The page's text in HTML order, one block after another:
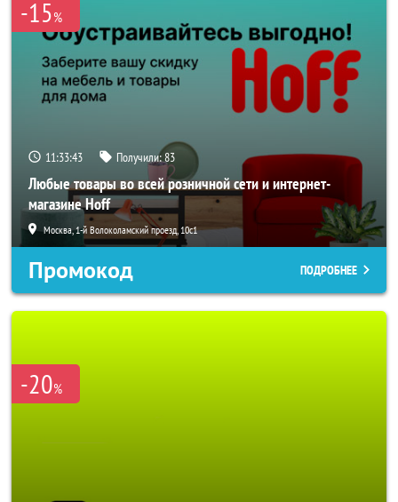
-15%
11:33:41 Получили:83
Любые товары во всей розничной сети и интернет-
магазине Hoff
Москва, 1-й Волоколамский проезд, 10с1
Промокод ПОДРОБНЕЕ
-20%